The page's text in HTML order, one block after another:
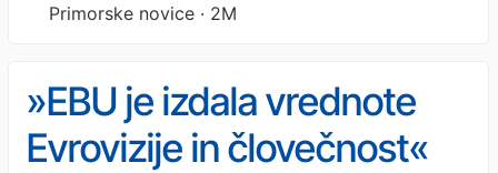
Primorske novice · 2M
»EBU je izdala vrednote
Evrovizije in človečnost«